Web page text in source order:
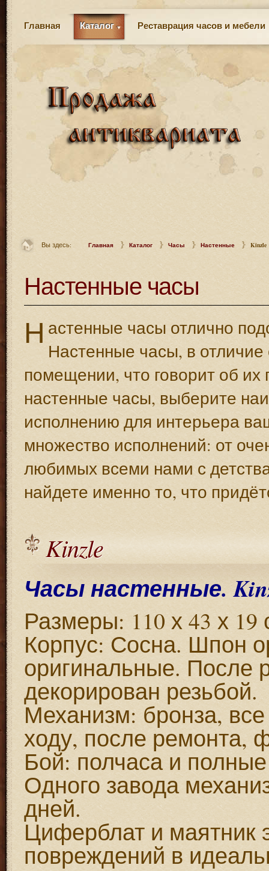
Главная Каталог Реставрация часов и мебели
Вы здесь: Главная Каталог Часы Настенные Kinzle
Настенные часы
Н астенные часы отлично
Настенные часы, в
помещении, что говорит об
настенные часы, выберите
исполнению для интерьера
множество исполнений: от
любимых всеми нами с
найдете именно то, что
Kinzle
Часы настенные.
Размеры: 110 х 43 х
Корпус: Сосна. Шпон
оригинальные. После
декорирован резьбой.
Механизм: бронза,
ходу, после ремонта,
Бой: полчаса и
Одного завода
дней.
Циферблат и маятник
повреждений в